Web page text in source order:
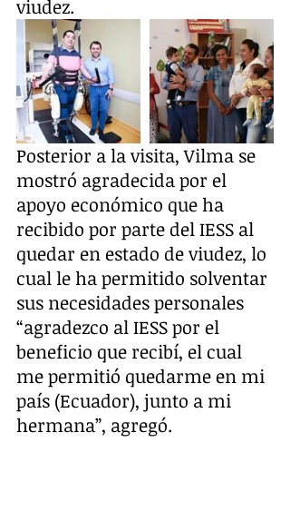
viudez.
Posterior a la visita, Vilma se
mostró agradecida por el
apoyo económico que ha
recibido por parte del IESS al
quedar en estado de viudez, lo
cual le ha permitido solventar
sus necesidades personales
“agradezco al IESS por el
beneficio que recibí, el cual
me permitió quedarme en mi
país (Ecuador), junto a mi
hermana”, agregó.